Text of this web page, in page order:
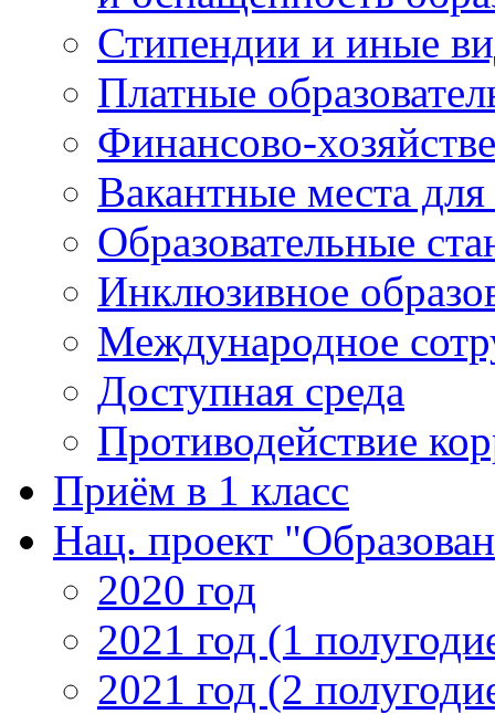
Стипендии и иные
Платные
Финансово-
Вакантные места
Образовательные
Инклюзивное
Международное
Доступная среда
Противодействие
Приём в 1 класс
Нац. проект
2020 год
2021 год (1
2021 год (2